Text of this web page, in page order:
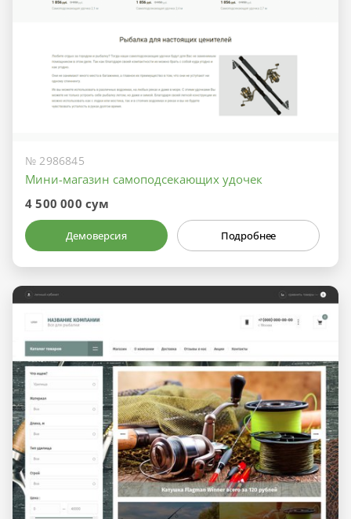
№ 2986845
Мини-магазин самоподсекающих удочек
4 500 000 сум
Демоверсия Подробнее